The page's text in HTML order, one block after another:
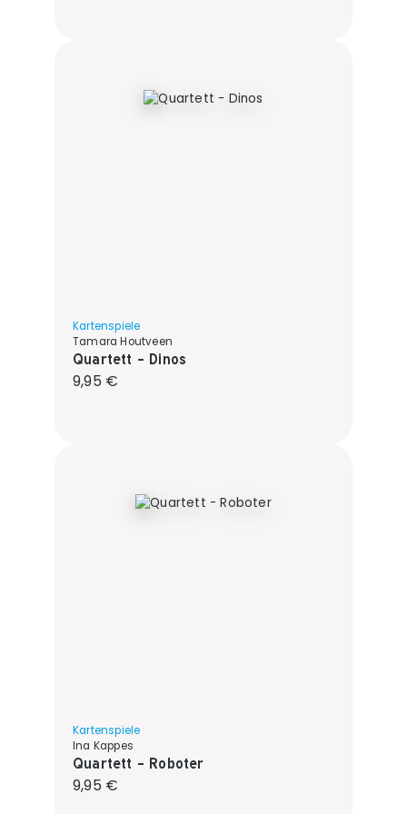
Kartenspiele
Tamara Houtveen
Quartett - Dinos
Regulärer Preis:
9,95 €
Kartenspiele
Ina Kappes
Quartett - Roboter
Regulärer Preis:
9,95 €